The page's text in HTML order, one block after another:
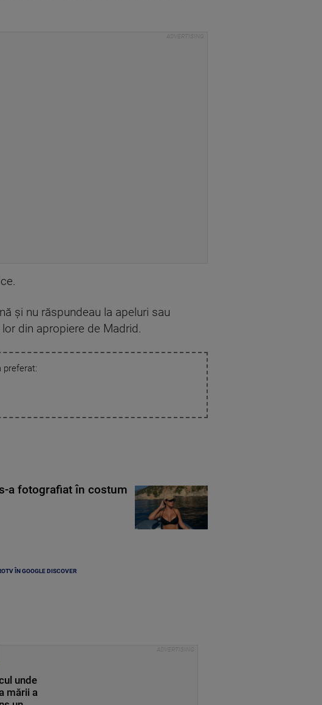
și nu răspundeau la apeluri sau
din apropiere de Madrid.
preferat:
a fotografiat în costum
ÎN GOOGLE DISCOVER
unde
mării a